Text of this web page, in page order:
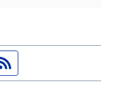
Facebook
Twitter